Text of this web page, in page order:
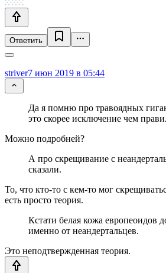
Ответить
striver7 июн 2019 в 05:44
Да я помню про травоядных
это скорее исключение чем
Можно подробней?
А про скрещивание с
сказали.
То, что кто-то с кем-то мог
есть просто теория.
Кстати белая кожа европеоидов
именно от неандертальцев.
Это неподтвержденная теория.